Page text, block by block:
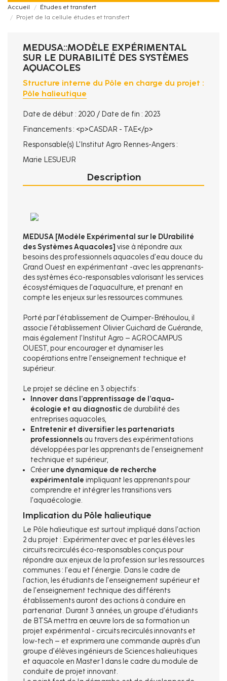
Accueil
Études et transfert
Projet de la cellule études et transfert
MEDUSA::MODÈLE EXPÉRIMENTAL
SUR LE DURABILITÉ DES SYSTÈMES
AQUACOLES
Structure interne du Pôle en charge du projet :
Pôle halieutique
Date de début : 2020 / Date de fin : 2023
Financements : <p>CASDAR - TAE</p>
Responsable(s) L'Institut Agro Rennes-Angers :
Marie LESUEUR
Description
MEDUSA [Modèle Expérimental sur le DUrabilité
des Systèmes Aquacoles] vise à répondre aux
besoins des professionnels aquacoles d’eau douce du
Grand Ouest en expérimentant -avec les apprenants-
des systèmes éco-responsables valorisant les services
écosystémiques de l’aquaculture, et prenant en
compte les enjeux sur les ressources communes.
Porté par l’établissement de Quimper-Bréhoulou, il
associe l’établissement Olivier Guichard de Guérande,
mais également l’Institut Agro – AGROCAMPUS
OUEST, pour encourager et dynamiser les
coopérations entre l’enseignement technique et
supérieur.
Le projet se décline en 3 objectifs :
Innover dans l’apprentissage de l’aqua-
écologie et au diagnostic de durabilité des
entreprises aquacoles,
Entretenir et diversifier les partenariats
professionnels au travers des expérimentations
développées par les apprenants de l’enseignement
technique et supérieur,
Créerune dynamique de recherche
expérimentale impliquant les apprenants pour
comprendre et intégrer les transitions vers
l’aquaécologie.
Implication du Pôle halieutique
Le Pôle halieutique est surtout impliqué dans l’action
2 du projet : Expérimenter avec et par les élèves les
circuits recirculés éco-responsables conçus pour
répondre aux enjeux de la profession sur les ressources
communes : l’eau et l’énergie. Dans le cadre de
l’action, les étudiants de l’enseignement supérieur et
de l’enseignement technique des différents
établissements auront des actions à conduire en
partenariat. Durant 3 années, un groupe d’étudiants
de BTSA mettra en œuvre lors de sa formation un
projet expérimental - circuits recirculés innovants et
low-tech – et exprimera une commande auprès d’un
groupe d’élèves ingénieurs de Sciences halieutiques
et aquacole en Master 1 dans le cadre du module de
conduite de projet innovant.